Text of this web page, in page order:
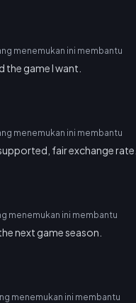
menemukan ini membantu
the game I want.
menemukan ini membantu
fair exchange rate.
menemukan ini membantu
next game season.
menemukan ini membantu